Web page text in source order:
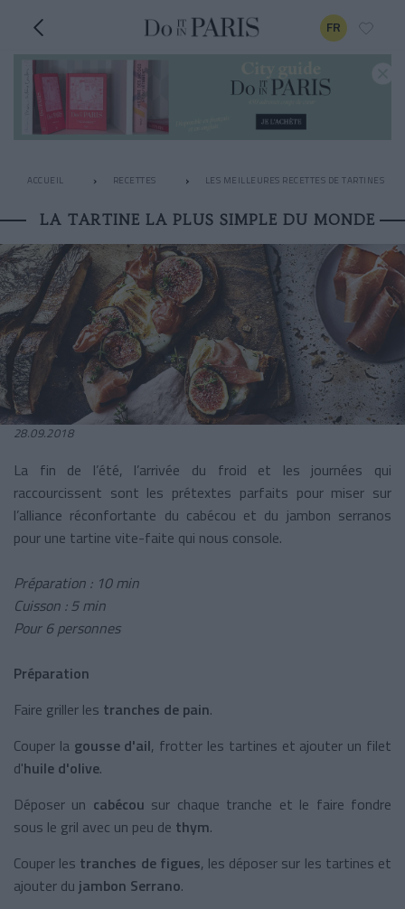
FR
ACCUEIL RECETTES LES MEILLEURES RECETTES DE TARTINES
LA TARTINE LA PLUS SIMPLE DU MONDE
28.09.2018
La fin de l’été, l’arrivée du froid et les journées qui
raccourcissent sont les prétextes parfaits pour miser sur
l’alliance réconfortante du cabécou et du jambon serranos
pour une tartine vite-faite qui nous console.
Préparation : 10 min
Cuisson : 5 min
Pour 6 personnes
Préparation
Faire griller les tranches de pain.
Couper la gousse d'ail, frotter les tartines et ajouter un filet
d'huile d'olive.
Déposer un cabécou sur chaque tranche et le faire fondre
sous le gril avec un peu de thym.
Couper les tranches de figues, les déposer sur les tartines et
ajouter du jambon Serrano.